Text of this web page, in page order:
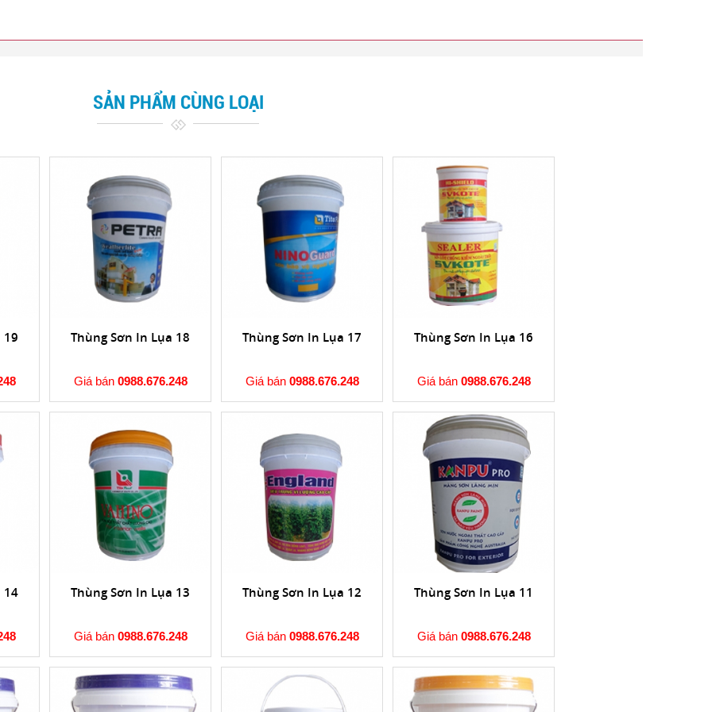
SẢN PHẨM CÙNG LOẠI
19 Thùng Sơn In Lụa 18
Giá bán 0988.676.248
Thùng Sơn In Lụa 17
Giá bán 0988.676.248
Thùng Sơn In Lụa 16
Giá bán 0988.676.248
14 Thùng Sơn In Lụa 13
Giá bán 0988.676.248
Thùng Sơn In Lụa 12
Giá bán 0988.676.248
Thùng Sơn In Lụa 11
Giá bán 0988.676.248